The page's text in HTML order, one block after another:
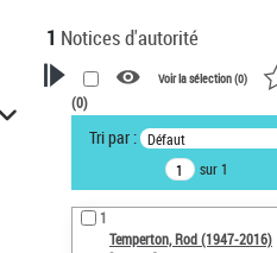
1 Notices d'autorité
VOTRE RECHERCHE
Recherche avancée dans les
notices d’autorité
Œuvres liées à l'auteur :
Temperton, Rod (1947-2016)
Voir la sélection (0)
(0)
Tri par : Défaut
sur 1
1
Temperton, Rod (1947-2016)